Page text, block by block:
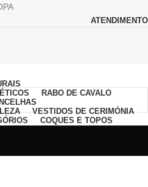
ATENDIMENTO
RABO DE CAVALO
VESTIDOS DE CERIMÓNIA
COQUES E TOPOS